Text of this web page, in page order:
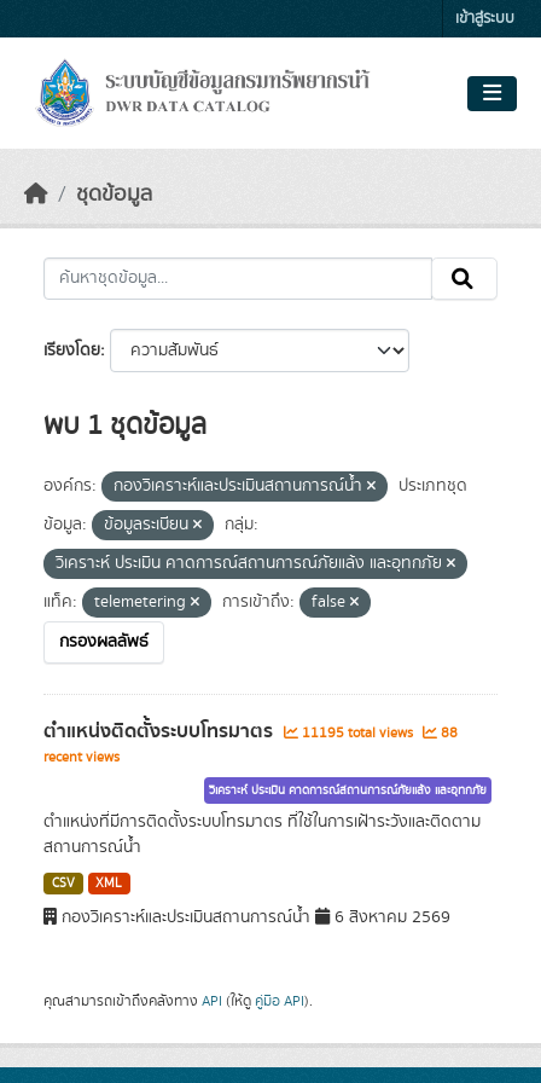
เข้าสู่ระบบ
ชุดข้อมูล
เรียงโดย
พบ 1 ชุดข้อมูล
องค์กร: กองวิเคราะห์และประเมินสถานการณ์น้ำ
ประเภทชุด
ข้อมูล:
ข้อมูลระเบียน
กลุ่ม:
วิเคราะห์ ประเมิน คาดการณ์สถานการณ์ภัยแล้ง และอุทกภัย
แท็ค:
telemetering การเข้าถึง:
false
กรองผลลัพธ์
ตำแหน่งติดตั้งระบบโทรมาตร 11195 total views
88
recent views
วิเคราะห์ ประเมิน คาดการณ์สถานการณ์ภัยแล้ง และอุทกภัย
ตำแหน่งที่มีการติดตั้งระบบโทรมาตร ที่ใช้ในการเฝ้าระวังและติดตาม
สถานการณ์น้ำ
CSV XML
กองวิเคราะห์และประเมินสถานการณ์น้ำ 6 สิงหาคม 2569
คุณสามารถเข้าถึงคลังทาง API (ให้ดู คู่มือ API).